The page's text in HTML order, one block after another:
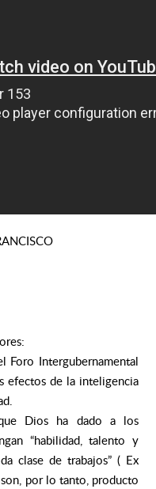
Foro Intergubernamental
efectos de la inteligencia
que Dios ha dado a los
“habilidad, talento y
clase de trabajos” ( Ex
por lo tanto, producto